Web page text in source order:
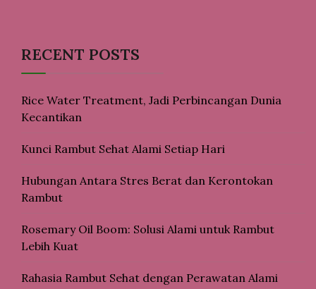
RECENT POSTS
Rice Water Treatment, Jadi Perbincangan Dunia
Kecantikan
Kunci Rambut Sehat Alami Setiap Hari
Hubungan Antara Stres Berat dan Kerontokan
Rambut
Rosemary Oil Boom: Solusi Alami untuk Rambut
Lebih Kuat
Rahasia Rambut Sehat dengan Perawatan Alami